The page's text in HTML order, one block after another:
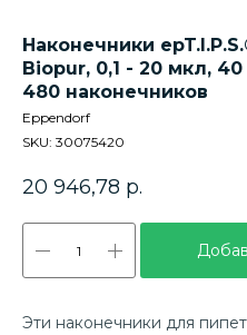
Наконечники
Biopur, 0,1 - 20 мкл,
480 наконечников
Eppendorf
SKU: 30075420
20 946,78 р.
Эти наконечники для